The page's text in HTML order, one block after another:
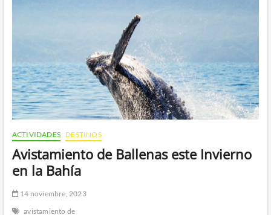
ACTIVIDADES DESTINOS
Avistamiento de Ballenas este Invierno
en la Bahía
14 noviembre, 2023
avistamiento de